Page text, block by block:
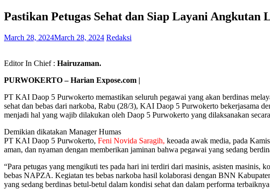
Pastikan Petugas Sehat dan Siap Layani
March 28, 2024March 28, 2024 Redaksi
Editor In Chief : Hairuzaman.
PURWOKERTO – Harian Expose.com |
PT KAI Daop 5 Purwokerto memastikan seluruh pegawai yang akan berdinas
sehat dan bebas dari narkoba, Rabu (28/3), KAI Daop 5 Purwokerto bekerjasama
menjadi hal yang wajib dilakukan oleh Daop 5 Purwokerto yang dilaksanakan
Demikian dikatakan Manager Humas
PT KAI Daop 5 Purwokerto, Feni Novida Saragih, keoada awak media, pada
aman, dan nyaman dengan memberikan jaminan bahwa pegawai yang sedang
“Para petugas yang mengikuti tes pada hari ini terdiri dari masinis, asisten masinis,
bebas NAPZA. Kegiatan tes bebas narkoba hasil kolaborasi dengan BNN
yang sedang berdinas betul-betul dalam kondisi sehat dan dalam performa